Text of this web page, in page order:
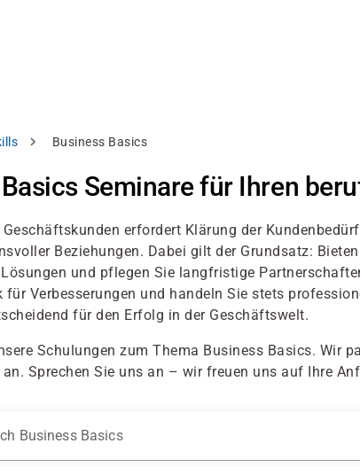
Business Basics
Seminare für Ihren
erfordert Klärung der
Beziehungen. Dabei gilt der Grundsatz:
und pflegen Sie langfristige
für Verbesserungen und handeln Sie stets
für den Erfolg in der Geschäftswelt.
Schulungen zum Thema Business Basics. Wir
Sprechen Sie uns an – wir freuen uns auf Ihre
Business Basics